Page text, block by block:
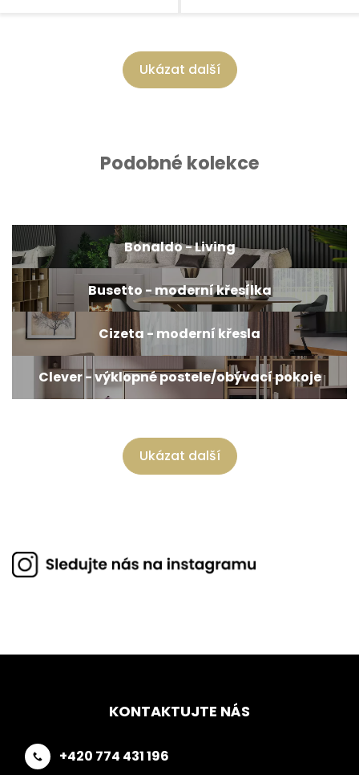
Ukázat další
Podobné kolekce
Bonaldo - Living
Busetto - moderní křesílka
Cizeta - moderní křesla
Clever - výklopné postele/obývací pokoje
Ukázat další
KONTAKTUJTE NÁS
+420 774 431 196